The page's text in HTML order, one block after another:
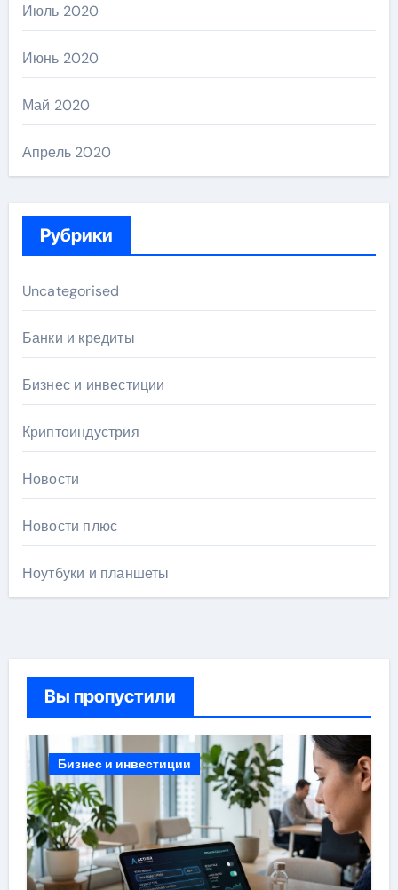
Июль 2020
Июнь 2020
Май 2020
Апрель 2020
Рубрики
Uncategorised
Банки и кредиты
Бизнес и инвестиции
Криптоиндустрия
Новости
Новости плюс
Ноутбуки и планшеты
Вы пропустили
Бизнес и инвестиции